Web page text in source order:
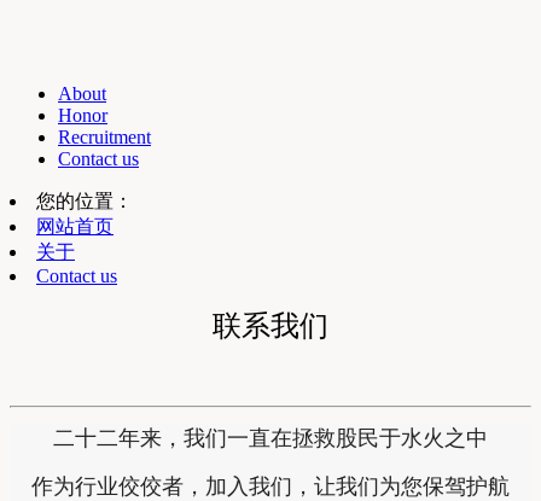
About
Honor
Recruitment
Contact us
您的位置：
网站首页
关于
Contact us
联系我们
二十二年来，我们一直在拯救股民于水火之中
作为行业佼佼者，加入我们，让我们为您保驾护航